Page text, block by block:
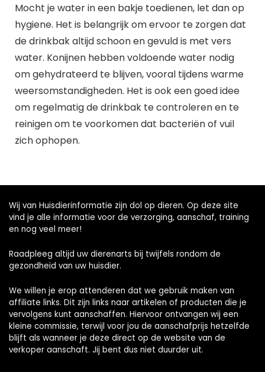
Mocht je water in een bakje toedienen, let dan op
hygiene. Het is belangrijk om ervoor te zorgen dat
de drinkbak altijd schoon en gevuld is met vers
water. Konijnen hebben voldoende water nodig
om gehydrateerd te blijven, vooral tijdens warme
weersomstandigheden. Het is ook een goed idee
om regelmatig de drinkbak te controleren en te
reinigen om te voorkomen dat bacteriën of vuil
zich ophopen.
Wij van Huisdierinformatie zijn dol op dieren. Op deze site
vind je alle informatie voor de verzorging, aanschaf, training
en nog veel meer!
Raadpleeg altijd uw dierenarts bij twijfels rondom de
gezondheid van uw huisdier.
We willen je erop attenderen dat we gebruik maken van
affiliate links. Dit zijn links naar artikelen of producten die je
vervolgens kunt aanschaffen. Hiervoor ontvangen wij een
kleine commissie, terwijl voor jou de aanschafprijs hetzelfde
blijft als wanneer je deze direct op de website van de
verkoper aanschaft. Jij bent dus niet duurder uit.